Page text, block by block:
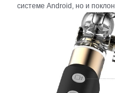
системе Android, но и